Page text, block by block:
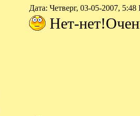
Дата: Четверг, 03-05-2007,
Нет-